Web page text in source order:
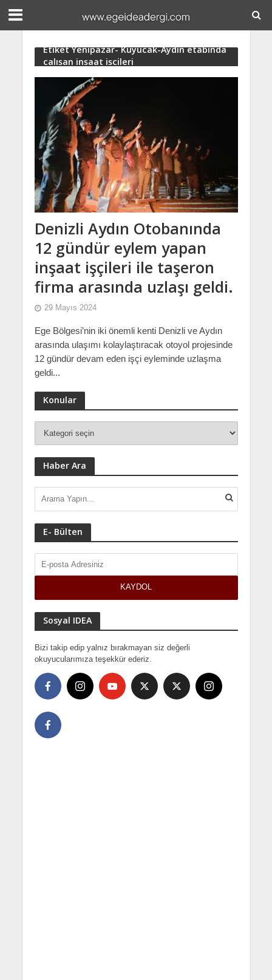
Etiket Yenipazar- Kuyucak-Aydın etabında
çalışan inşaat işçileri
Denizli Aydın Otobanında
12 gündür eylem yapan
inşaat işçileri ile taşeron
firma arasında uzlaşı geldi.
29 Mayıs 2024
Ege Bölgesi’nin iki önemli kenti Denizli ve Aydın
arasında ulaşımı kolaylaştıracak otoyol projesinde
12 gündür devam eden işçi eyleminde uzlaşma
geldi...
Konular
Haber Ara
E- Bülten
Sosyal IDEA
Bizi takip edip yalnız bırakmayan siz değerli
okuyucularımıza teşekkür ederiz.